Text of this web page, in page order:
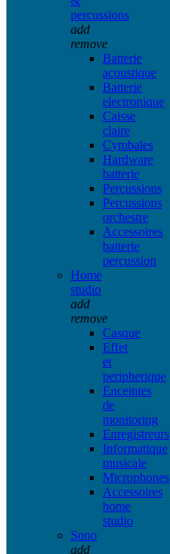
percussions
add
remove
Batterie
acoustique
Batterie
electronique
Caisse
claire
Cymbales
Hardware
batterie
Percussions
Percussions
orchestre
Accessoires
batterie
percussion
Home
studio
add
remove
Casque
Effet
et
peripherique
Enceintes
de
monitoring
Enregistreurs
Informatique
musicale
Microphones
Accessoires
home
studio
Sono
add